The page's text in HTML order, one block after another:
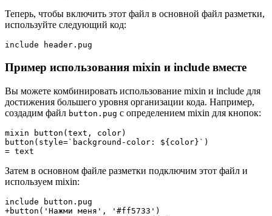
Теперь, чтобы включить этот файл в основной файл разметки,
используйте следующий код:
Пример использования mixin и include вместе
Вы можете комбинировать использование mixin и include для
достижения большего уровня организации кода. Например,
создадим файл button.pug с определением mixin для кнопок:
mixin button(text, color)
button(style=`background-color: ${color}`)
Затем в основном файле разметки подключим этот файл и
используем mixin:
include button.pug
+button('Нажми меня', '#ff5733')